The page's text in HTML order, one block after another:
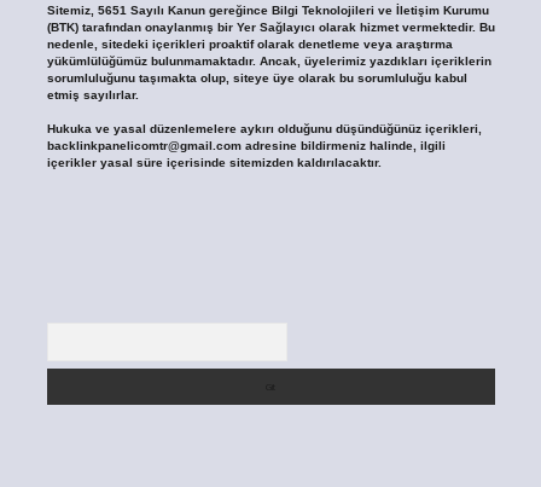
Sitemiz, 5651 Sayılı Kanun gereğince Bilgi Teknolojileri ve İletişim Kurumu
(BTK) tarafından onaylanmış bir Yer Sağlayıcı olarak hizmet vermektedir. Bu
nedenle, sitedeki içerikleri proaktif olarak denetleme veya araştırma
yükümlülüğümüz bulunmamaktadır. Ancak, üyelerimiz yazdıkları içeriklerin
sorumluluğunu taşımakta olup, siteye üye olarak bu sorumluluğu kabul
etmiş sayılırlar.
Hukuka ve yasal düzenlemelere aykırı olduğunu düşündüğünüz içerikleri,
backlinkpanelicomtr@gmail.comadresine bildirmeniz halinde, ilgili
içerikler yasal süre içerisinde sitemizden kaldırılacaktır.